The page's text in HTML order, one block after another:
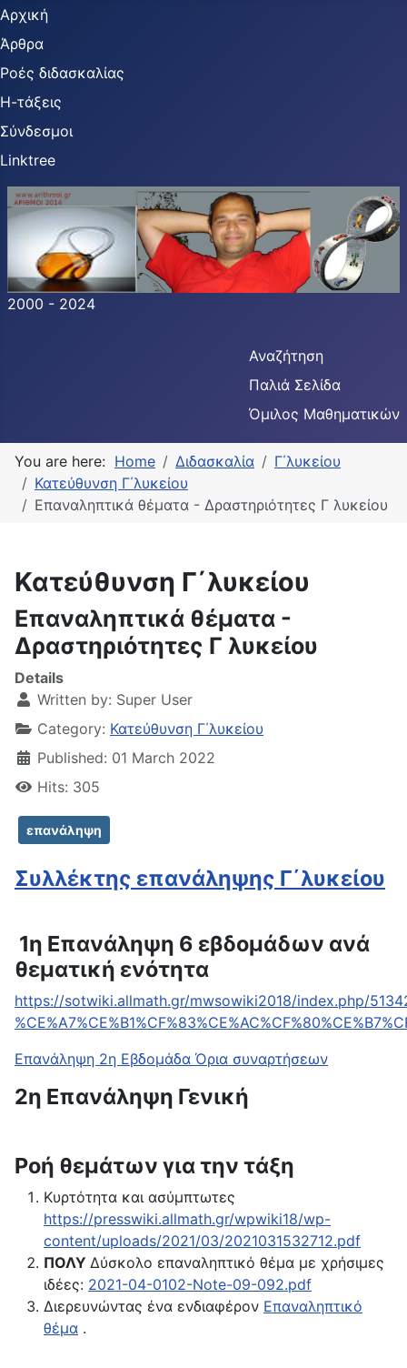
Αρχική
Άρθρα
Ροές διδασκαλίας
Η-τάξεις
Σύνδεσμοι
Linktree
2000 - 2024
Αναζήτηση
Παλιά Σελίδα
Όμιλος Μαθηματικών
You are here: Home Διδασκαλία
Γ΄λυκείου
Κατεύθυνση Γ΄λυκείου
Επαναληπτικά θέματα - Δραστηριότητες Γ λυκείου
Κατεύθυνση Γ΄λυκείου
Επαναληπτικά θέματα -
Δραστηριότητες Γ λυκείου
Details
Written by: Super User
Category: Κατεύθυνση Γ΄λυκείου
Published: 01 March 2022
Hits: 305
επανάληψη
Συλλέκτης επανάληψης Γ΄λυκείου
1η Επανάληψη 6 εβδομάδων ανά
θεματική ενότητα
https://sotwiki.allmath.gr/mwsowiki2018/index.php/
Επανάληψη 2η Εβδομάδα Όρια συναρτήσεων
2η Επανάληψη Γενική
Ροή θεμάτων για την τάξη
Κυρτότητα και ασύμπτωτες
https://presswiki.allmath.gr/wpwiki18/wp-
content/uploads/2021/03/2021031532712.pdf
ΠΟΛΥ Δύσκολο επαναληπτικό θέμα με χρήσιμες
ιδέες: 2021-04-0102-Note-09-092.pdf
Διερευνώντας ένα ενδιαφέρον Επαναληπτικό
θέμα .